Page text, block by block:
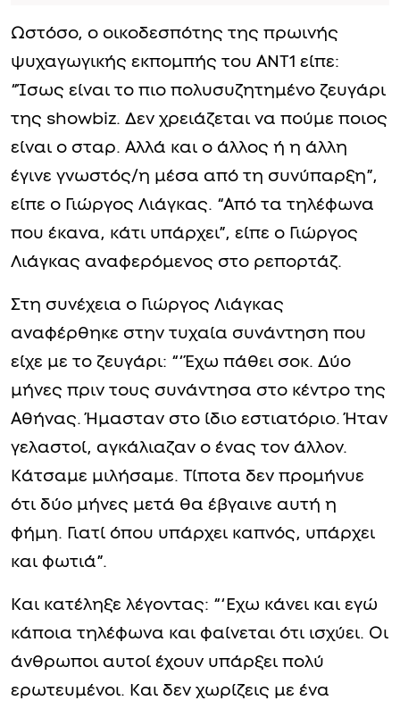
Ωστόσο, ο οικοδεσπότης της πρωινής
ψυχαγωγικής εκπομπής του ΑΝΤ1 είπε:
“Ίσως είναι το πιο πολυσυζητημένο ζευγάρι
της showbiz. Δεν χρειάζεται να πούμε ποιος
είναι ο σταρ. Αλλά και ο άλλος ή η άλλη
έγινε γνωστός/η μέσα από τη συνύπαρξη”,
είπε ο Γιώργος Λιάγκας. “Από τα τηλέφωνα
που έκανα, κάτι υπάρχει”, είπε ο Γιώργος
Λιάγκας αναφερόμενος στο ρεπορτάζ.
Στη συνέχεια ο Γιώργος Λιάγκας
αναφέρθηκε στην τυχαία συνάντηση που
είχε με το ζευγάρι: “‘Έχω πάθει σοκ. Δύο
μήνες πριν τους συνάντησα στο κέντρο της
Αθήνας. Ήμασταν στο ίδιο εστιατόριο. Ήταν
γελαστοί, αγκάλιαζαν ο ένας τον άλλον.
Κάτσαμε μιλήσαμε. Τίποτα δεν προμήνυε
ότι δύο μήνες μετά θα έβγαινε αυτή η
φήμη. Γιατί όπου υπάρχει καπνός, υπάρχει
και φωτιά”.
Και κατέληξε λέγοντας: “‘Εχω κάνει και εγώ
κάποια τηλέφωνα και φαίνεται ότι ισχύει. Οι
άνθρωποι αυτοί έχουν υπάρξει πολύ
ερωτευμένοι. Και δεν χωρίζεις με ένα